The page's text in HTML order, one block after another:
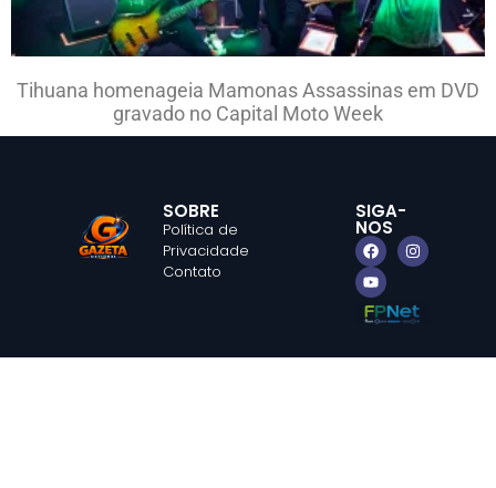
Tihuana homenageia Mamonas Assassinas em DVD
gravado no Capital Moto Week
SOBRE
Política de
Privacidade
Contato
SIGA-
NOS